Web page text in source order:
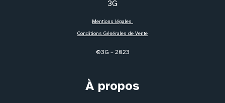
Mentions légales
Conditions Générales de Vente
©3G – 2023
À propos